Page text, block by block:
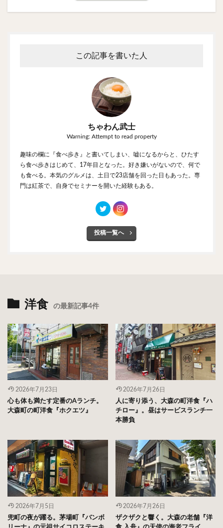
この記事を書いた人
ちゃわん武士
Warning: Attempt to read property
趣味の欄に『食べ歩き』と書いてしまい、嘘になるからと、ひたす
ら食べ歩きはじめて、17年目となった。好き嫌いがないので、何で
も食べる。本気のグルメは、土日で23店舗を回った日もあった。専
門は紅茶で、自身でセミナーを開いた経験もある。
投稿一覧へ
洋食 の最新記事4件
2026年7月23日
心も体も満たす定番のAランチ。
大森町の町洋食『ホクエツ』
2026年7月26日
人に寄り添う、大森の町洋食『ハ
チロー』。昼はサービスランチ一
本勝負
2026年7月5日
兜町の夜が躍る。茅場町『バンボ
2026年7月26日
ザクザクと響く。大森の老舗『洋